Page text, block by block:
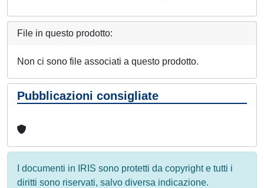
File in questo prodotto:
Non ci sono file associati a questo prodotto.
Pubblicazioni consigliate
I documenti in IRIS sono protetti da copyright e tutti i
diritti sono riservati, salvo diversa indicazione.